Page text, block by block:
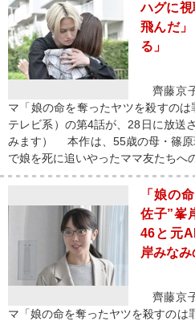
ハグに
飛んだ
る」
齊藤京
マ「娘の命を奪ったヤツを殺すの
テレビ系）の第4話が、28日に放送
みます） 本作は、55歳の母・篠原
で娘を死に追いやったママ友たちへ
「娘の
佐子”峯
46と元
岸みなみ
齊藤京
マ「娘の命を奪ったヤツを殺すのは